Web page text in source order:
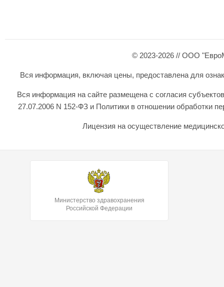
© 2023-2026 // ООО
Вся информация, включая цены, предоставлена для
Вся информация на сайте размещена с согласия
27.07.2006 N 152-ФЗ и Политики в отношении обработки
Лицензия на осуществление
Министерство здравохранения
Российской Федерации